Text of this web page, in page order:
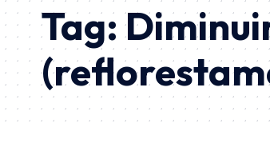
Tag: